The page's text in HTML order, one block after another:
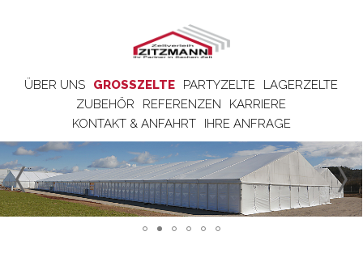
ÜBER UNS GROSSZELTE PARTYZELTE
LAGERZELTE
ZUBEHÖR
REFERENZEN
KARRIERE
KONTAKT & ANFAHRT
IHRE ANFRAGE